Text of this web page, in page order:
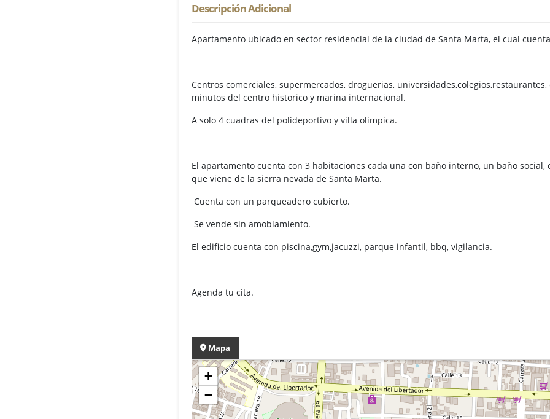
Descripción Adicional
Apartamento ubicado en sector residencial de la ciudad de Santa Marta, el cual
Centros comerciales, supermercados, droguerias,
minutos del centro historico y marina internacional.
A solo 4 cuadras del polideportivo y villa olimpica.
El apartamento cuenta con 3 habitaciones cada una con baño interno, un baño
que viene de la sierra nevada de Santa Marta.
Cuenta con un parqueadero cubierto.
Se vende sin amoblamiento.
El edificio cuenta con piscina,gym,jacuzzi, parque infantil, bbq, vigilancia.
Agenda tu cita.
Mapa
+
−